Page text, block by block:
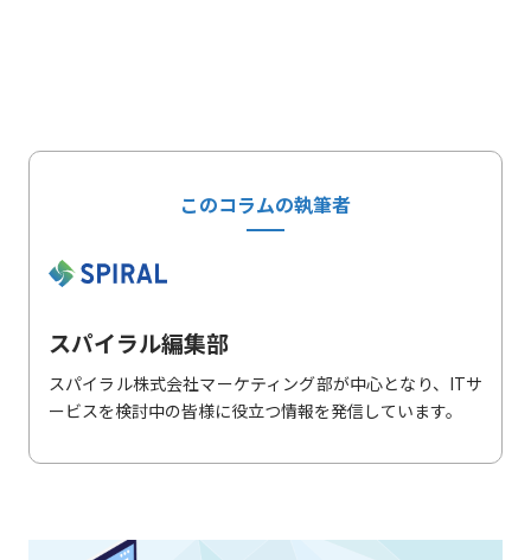
このコラムの執筆者
スパイラル編集部
スパイラル株式会社マーケティング部が中心となり、ITサ
ービスを検討中の皆様に役立つ情報を発信しています。